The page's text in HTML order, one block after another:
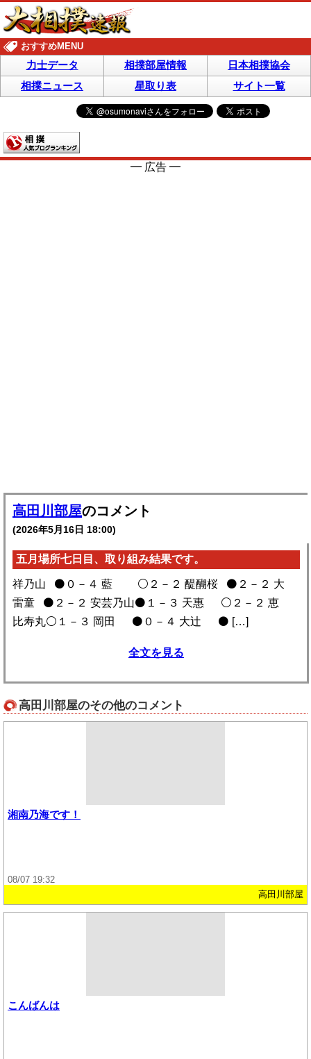
おすすめMENU
力士データ 相撲部屋情報
日本相撲協会
相撲ニュース
星取り表 サイト一覧
━ 広告 ━
高田川部屋のコメント
(2026年5月16日 18:00)
五月場所七日目、取り組み結果です。
祥乃山 ⚫️０－４ 藍 ⚪️２－２ 醍醐桜 ⚫️２－２ 大
雷童 ⚫️２－２ 安芸乃山⚫️１－３ 天惠 ⚪️２－２ 恵
比寿丸⚪️１－３ 岡田 ⚫️０－４ 大辻 ⚫️ […]
全文を見る
高田川部屋のその他のコメント
湘南乃海です！
08/07 19:32
高田川部屋
こんばんは